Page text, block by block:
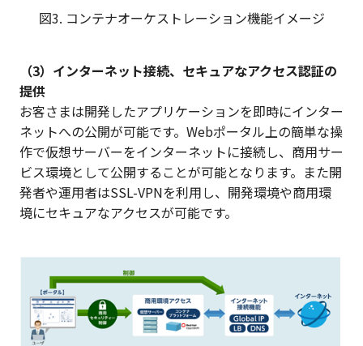
図3. コンテナオーケストレーション機能イメージ
（3）インターネット接続、セキュアなアクセス認証の
提供
お客さまは開発したアプリケーションを即時にインター
ネットへの公開が可能です。Webポータル上の簡単な操
作で仮想サーバーをインターネットに接続し、商用サー
ビス環境として公開することが可能となります。また開
発者や運用者はSSL-VPNを利用し、開発環境や商用環
境にセキュアなアクセスが可能です。